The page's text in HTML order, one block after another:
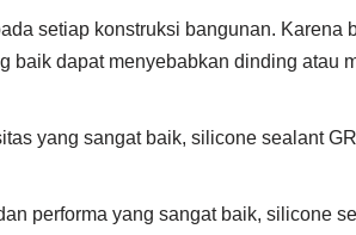
setiap konstruksi bangunan. Karena
baik dapat menyebabkan dinding atau
yang sangat baik, silicone sealant
performa yang sangat baik, silicone